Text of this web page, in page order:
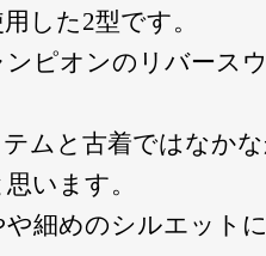
した2型です。
ピオンのリバース
ムと古着ではなか
います。
細めのシルエット